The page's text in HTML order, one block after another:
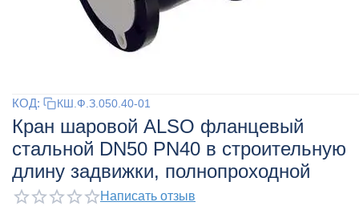
КОД: КШ.Ф.З.050.40-01
Кран шаровой ALSO фланцевый
стальной DN50 PN40 в строительную
длину задвижки, полнопроходной
Написать отзыв